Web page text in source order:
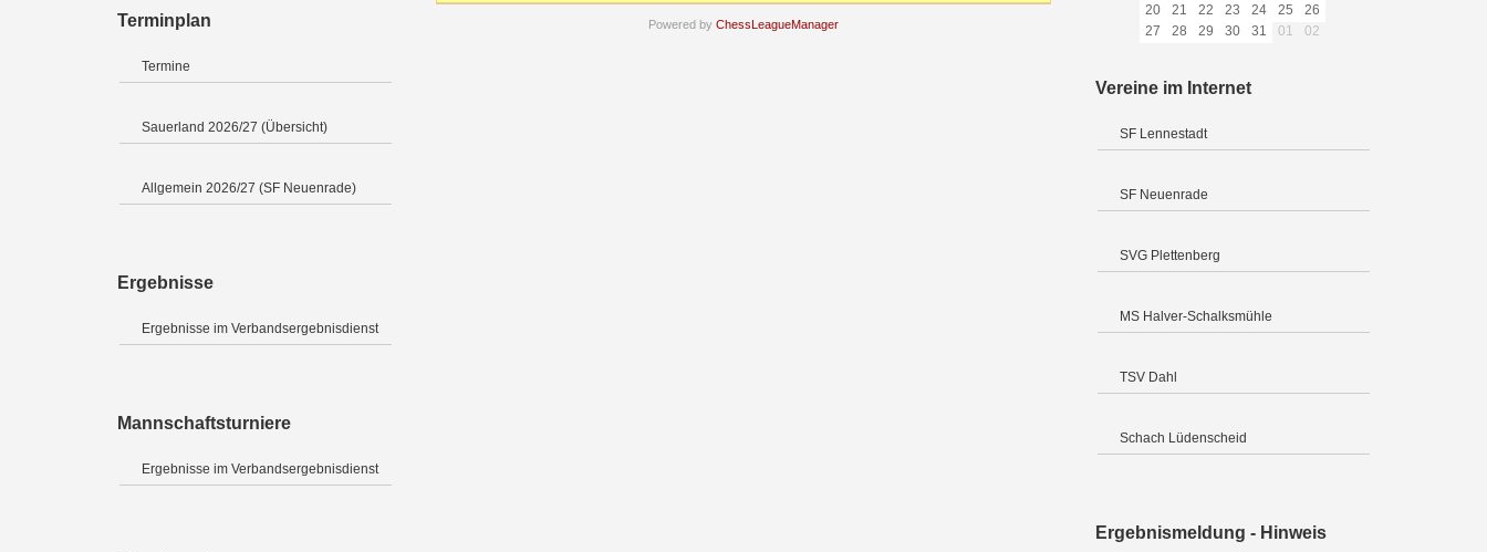
Terminplan
Termine
Sauerland 2026/27 (Übersicht)
Allgemein 2026/27 (SF Neuenrade)
Ergebnisse
Ergebnisse im Verbandsergebnisdienst
Mannschaftsturniere
Ergebnisse im Verbandsergebnisdienst
Powered by ChessLeagueManager
20
21 22 23 24 25
26
27
28 29 30 31 01 02
Vereine im Internet
SF Lennestadt
SF Neuenrade
SVG Plettenberg
MS Halver-Schalksmühle
TSV Dahl
Schach Lüdenscheid
Ergebnismeldung - Hinweis